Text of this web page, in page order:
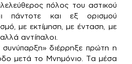
πόλος του αστικού
πάντοτε και εξ ορισμού
με εκτίμηση, με ένταση, με
αντίπαλοι.
συνύπαρξη» διέρρηξε πρώτη η
μετά το Μνημόνιο. Τα μέσα